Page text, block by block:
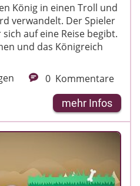
König in einen Troll und
verwandelt. Der Spieler
auf eine Reise begibt.
und das Königreich
0 Kommentare
mehr Infos